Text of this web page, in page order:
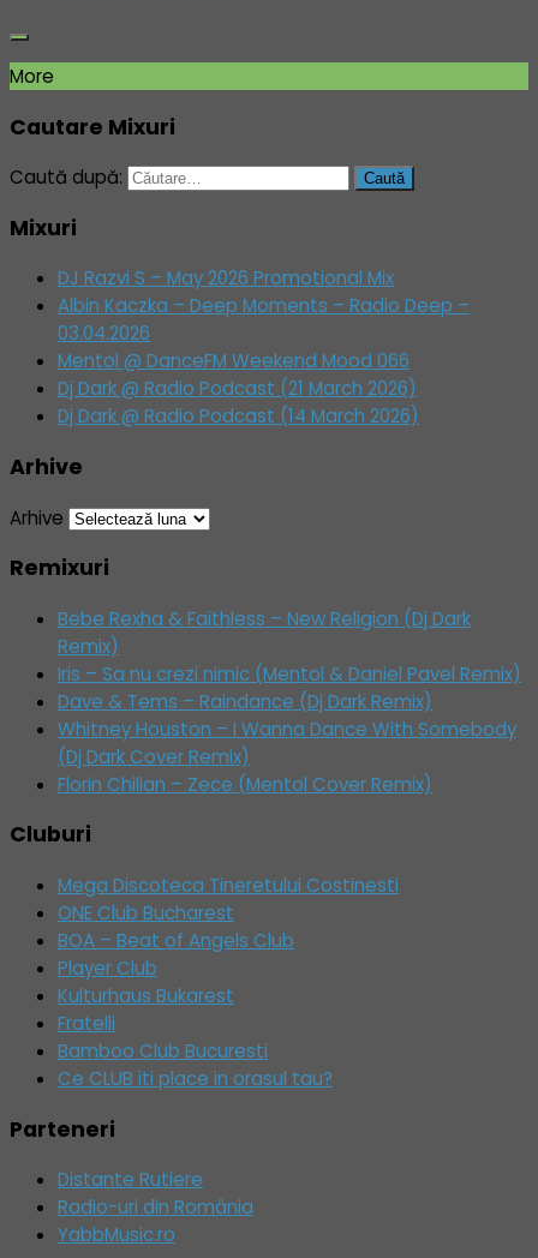
More
Cautare Mixuri
Caută după:
Mixuri
DJ Razvi S – May 2026 Promotional Mix
Albin Kaczka – Deep Moments – Radio Deep –
03.04.2026
Mentol @ DanceFM Weekend Mood 066
Dj Dark @ Radio Podcast (21 March 2026)
Dj Dark @ Radio Podcast (14 March 2026)
Arhive
Arhive
Remixuri
Bebe Rexha & Faithless – New Religion (Dj Dark
Remix)
Iris – Sa nu crezi nimic (Mentol & Daniel Pavel Remix)
Dave & Tems – Raindance (Dj Dark Remix)
Whitney Houston – I Wanna Dance With Somebody
(Dj Dark Cover Remix)
Florin Chilian – Zece (Mentol Cover Remix)
Cluburi
Mega Discoteca Tineretului Costinesti
ONE Club Bucharest
BOA – Beat of Angels Club
Player Club
Kulturhaus Bukarest
Fratelli
Bamboo Club Bucuresti
Ce CLUB iti place in orasul tau?
Parteneri
Distante Rutiere
Radio-uri din România
YabbMusic.ro